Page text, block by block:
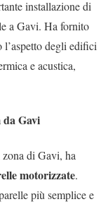
installazione di
a Gavi. Ha fornito
degli edifici
e acustica,
Gavi
di Gavi, ha
motorizzate.
più semplice e